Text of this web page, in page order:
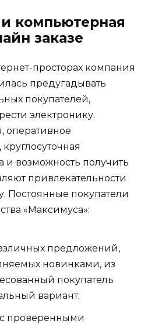
компьютерная
заказе
просторах компания
предугадывать
покупателей,
электронику.
оперативное
и возможность получить
привлекательности
Постоянные покупатели
«Максимуса»:
предложений,
новинками, из
покупатель
вариант;
проверенными